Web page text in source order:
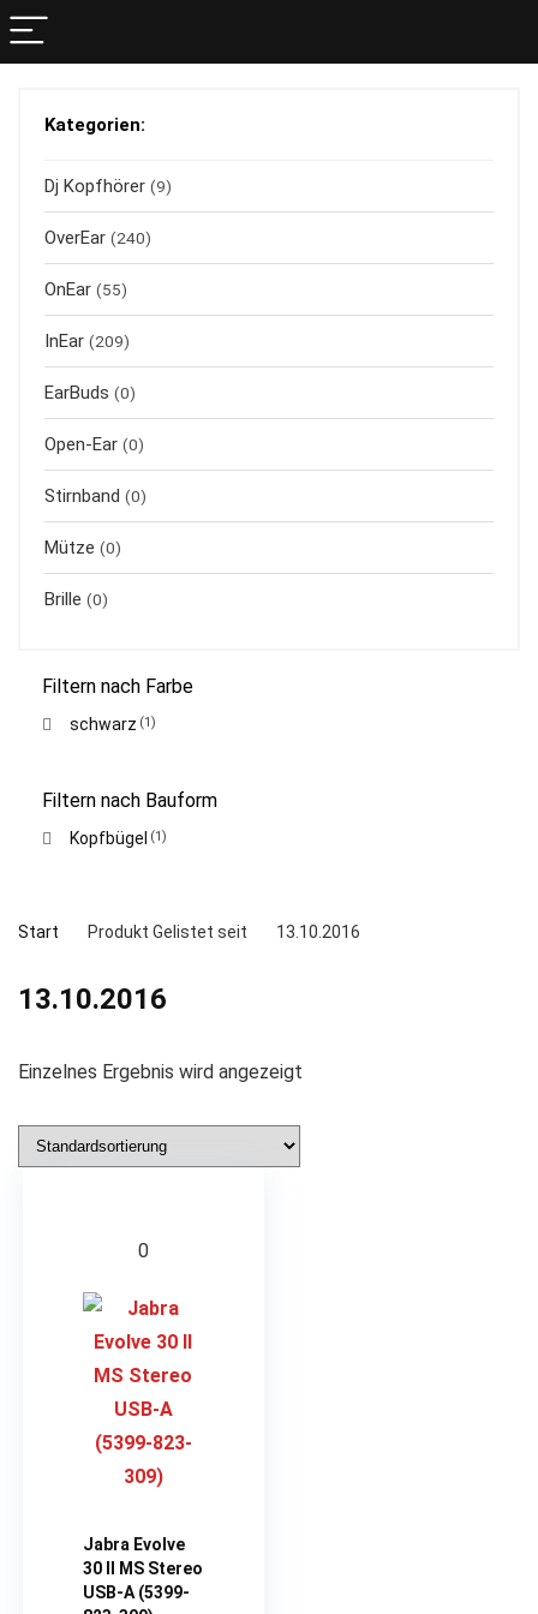
Kategorien:
Dj Kopfhörer (9)
OverEar (240)
OnEar (55)
InEar (209)
EarBuds (0)
Open-Ear (0)
Stirnband (0)
Mütze (0)
Brille (0)
Filtern nach Farbe
schwarz (1)
Filtern nach Bauform
Kopfbügel (1)
Start Produkt Gelistet seit 13.10.2016
13.10.2016
Einzelnes Ergebnis wird angezeigt
0
Jabra Evolve
30 II MS Stereo
USB-A (5399-